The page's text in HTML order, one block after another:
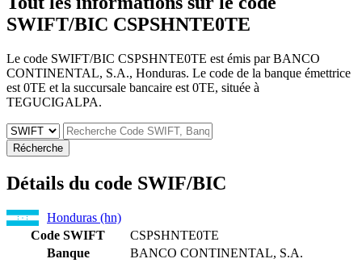
SWIFT/BIC CSPSHNTE0TE
Le code SWIFT/BIC CSPSHNTE0TE est émis par BANCO
CONTINENTAL, S.A., Honduras. Le code de la banque émettrice
est 0TE et la succursale bancaire est 0TE, située à
TEGUCIGALPA.
Récherche
Détails du code SWIF/BIC
Honduras (hn)
Code SWIFT
CSPSHNTE0TE
Banque
BANCO CONTINENTAL, S.A.